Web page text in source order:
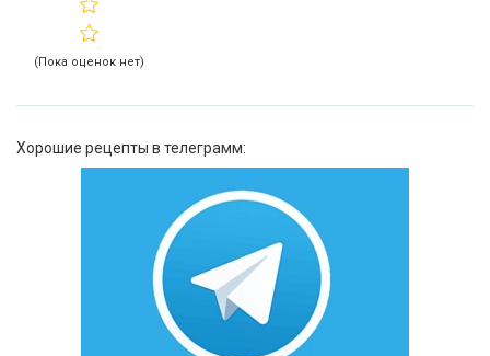
(Пока оценок нет)
Хорошие рецепты в телеграмм: